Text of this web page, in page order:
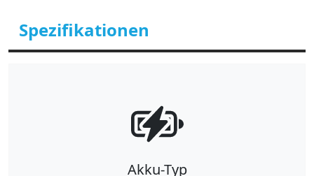
Spezifikationen
Akku-Typ